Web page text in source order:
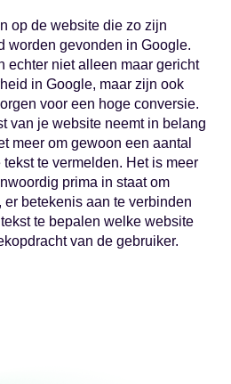
op de website die zo zijn
worden gevonden in Google.
echter niet alleen maar gericht
in Google, maar zijn ook
voor een hoge conversie.
van je website neemt in belang
meer om gewoon een aantal
te vermelden. Het is meer
prima in staat om
er betekenis aan te verbinden
te bepalen welke website
van de gebruiker.